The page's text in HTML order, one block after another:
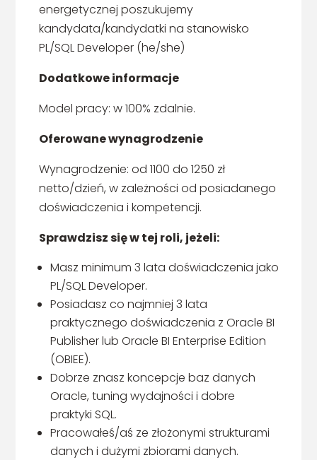
energetycznej poszukujemy
kandydata/kandydatki na stanowisko
PL/SQL Developer (he/she)
Dodatkowe informacje
Model pracy: w 100% zdalnie.
Oferowane wynagrodzenie
Wynagrodzenie: od 1100 do 1250 zł
netto/dzień, w zależności od posiadanego
doświadczenia i kompetencji.
Sprawdzisz się w tej roli, jeżeli:
Masz minimum 3 lata doświadczenia jako
PL/SQL Developer.
Posiadasz co najmniej 3 lata
praktycznego doświadczenia z Oracle BI
Publisher lub Oracle BI Enterprise Edition
(OBIEE).
Dobrze znasz koncepcje baz danych
Oracle, tuning wydajności i dobre
praktyki SQL.
Pracowałeś/aś ze złożonymi strukturami
danych i dużymi zbiorami danych.